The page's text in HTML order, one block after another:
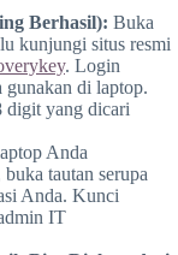
Berhasil): Buka
kunjungi situs resmi
. Login
di laptop.
digit yang dicari
Anda
tautan serupa
Anda. Kunci
IT